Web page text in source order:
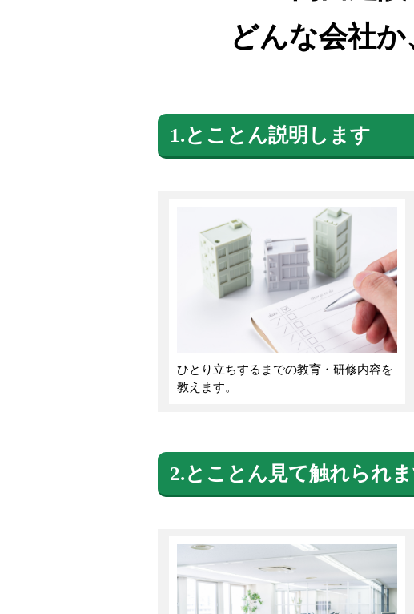
どんな会社
1.とことん説明します
ひとり立ちするまでの教育・研修内容を
教えます。
2.とことん見て触れられま